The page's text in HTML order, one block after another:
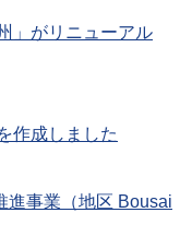
」がリニューアル
作成しました
進事業（地区 Bousai